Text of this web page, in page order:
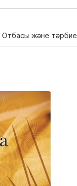
Отбасы және тәрбие